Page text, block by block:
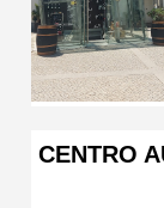
CENTRO